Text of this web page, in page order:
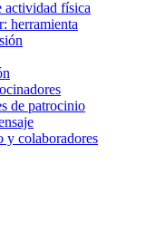
activida​d física
herramienta
de patrocinio
y colaboradores